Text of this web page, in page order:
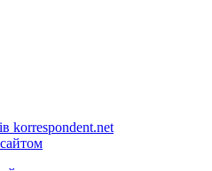
korrespondent.net